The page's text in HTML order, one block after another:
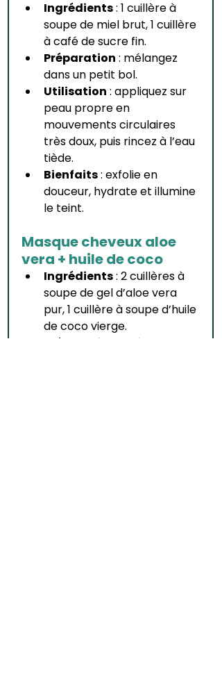
Ingrédients : 1 cuillère à
soupe de miel brut, 1 cuillère
à café de sucre fin.
Préparation : mélangez
dans un petit bol.
Utilisation : appliquez sur
peau propre en
mouvements circulaires
très doux, puis rincez à l’eau
tiède.
Bienfaits : exfolie en
douceur, hydrate et illumine
le teint.
Masque cheveux aloe
vera + huile de coco
Ingrédients : 2 cuillères à
soupe de gel d’aloe vera
pur, 1 cuillère à soupe d’huile
de coco vierge.
Préparation
: mélangez